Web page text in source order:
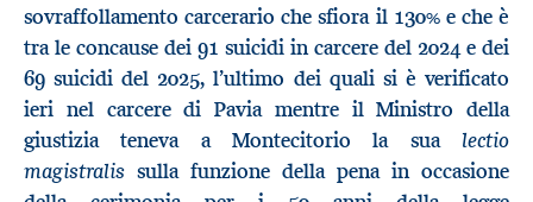
sovraffollamento carcerario che sfiora il 130% e che è
tra le concause dei 91 suicidi in carcere del 2024 e dei
69 suicidi del 2025, l’ultimo dei quali si è verificato
ieri nel carcere di Pavia mentre il Ministro della
giustizia teneva a Montecitorio la sua lectio
magistralis sulla funzione della pena in occasione